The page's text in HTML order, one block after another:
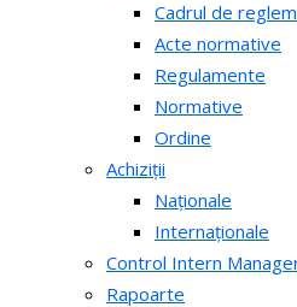
Cadrul de
Acte normative
Regulamente
Normative
Ordine
Achiziții
Naționale
Internaționale
Control Intern
Rapoarte